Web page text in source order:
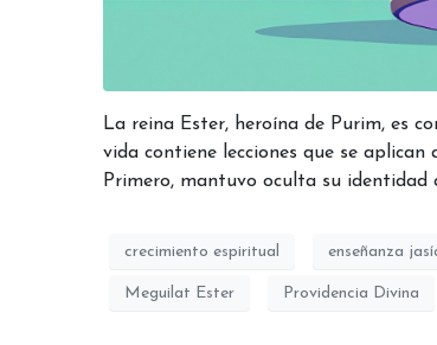
La reina Ester, heroína de Purim, es
vida contiene lecciones que se aplican
Primero, mantuvo oculta su identidad
crecimiento espiritual enseñanza
Meguilat Ester Providencia Divina